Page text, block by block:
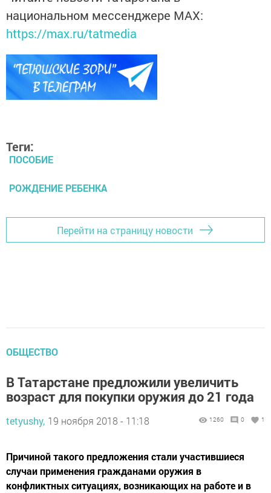
национальном мессенджере MАХ:
https://max.ru/tatmedia
Теги:
ПОСОБИЕ
РОЖДЕНИЕ РЕБЕНКА
Перейти на страницу новости
ОБЩЕСТВО
В Татарстане предложили увеличить
возраст для покупки оружия до 21 года
tetyushy, 19 ноября 2018 - 11:18 1260 0 1
Причиной такого предложения стали участившиеся
случаи применения гражданами оружия в
конфликтных ситуациях, возникающих на работе и в